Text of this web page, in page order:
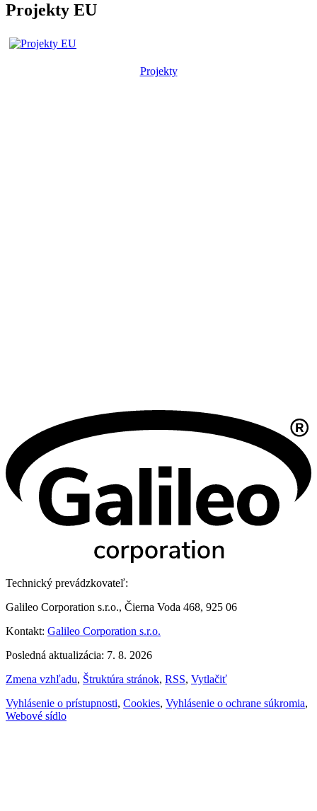
Projekty EU
Projekty
Technický prevádzkovateľ:
Galileo Corporation s.r.o., Čierna Voda 468, 925 06
Kontakt: Galileo Corporation s.r.o.
Posledná aktualizácia: 7. 8. 2026
Zmena vzhľadu, Štruktúra stránok, RSS, Vytlačiť
Vyhlásenie o prístupnosti, Cookies, Vyhlásenie o ochrane súkromia,
Webové sídlo